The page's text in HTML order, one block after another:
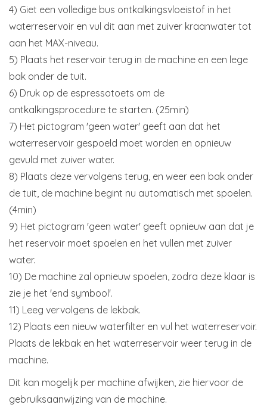
4) Giet een volledige bus ontkalkingsvloeistof in het
waterreservoir en vul dit aan met zuiver kraanwater tot
aan het MAX-niveau.
5) Plaats het reservoir terug in de machine en een lege
bak onder de tuit.
6) Druk op de espressotoets om de
ontkalkingsprocedure te starten. (25min)
7) Het pictogram 'geen water' geeft aan dat het
waterreservoir gespoeld moet worden en opnieuw
gevuld met zuiver water.
8) Plaats deze vervolgens terug, en weer een bak onder
de tuit, de machine begint nu automatisch met spoelen.
(4min)
9) Het pictogram 'geen water' geeft opnieuw aan dat je
het reservoir moet spoelen en het vullen met zuiver
water.
10) De machine zal opnieuw spoelen, zodra deze klaar is
zie je het 'end symbool'.
11) Leeg vervolgens de lekbak.
12) Plaats een nieuw waterfilter en vul het waterreservoir.
Plaats de lekbak en het waterreservoir weer terug in de
machine.
Dit kan mogelijk per machine afwijken, zie hiervoor de
gebruiksaanwijzing van de machine.